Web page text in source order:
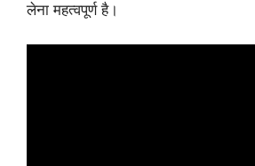
लेना महत्वपूर्ण है।